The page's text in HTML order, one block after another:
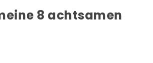
8 achtsamen